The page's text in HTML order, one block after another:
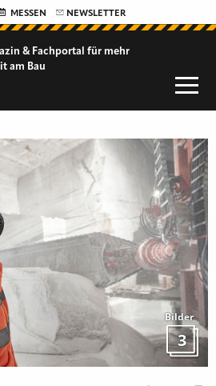
MESSEN NEWSLETTER
& Fachportal für mehr
am Bau
Bilder
3